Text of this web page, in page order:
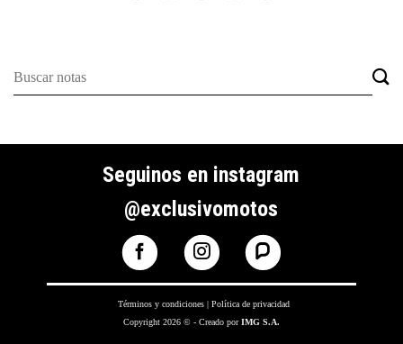
Seguinos en instagram
@exclusivomotos
Términos y condiciones |Política de privacidad
Copyright 2026 © - Creado porIMG S.A.